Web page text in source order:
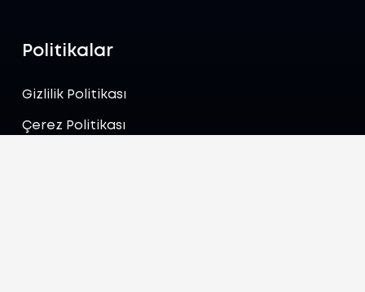
Politikalar
Gizlilik Politikası
Çerez Politikası